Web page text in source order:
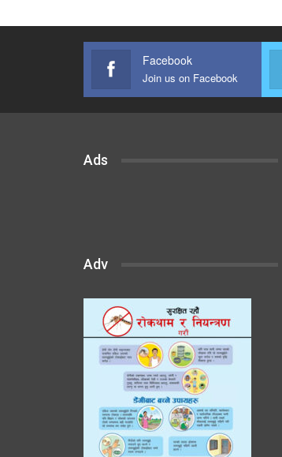
Facebook
Join us on Facebook
Ads
Adv